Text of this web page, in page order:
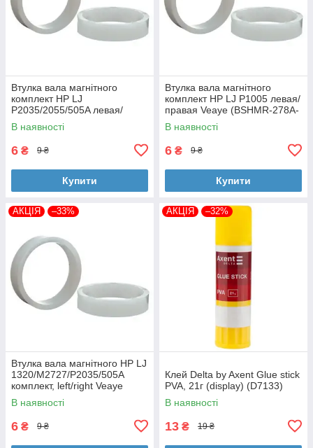
Втулка вала магнітного
комплект HP LJ
P2035/2055/505A левая/
правая Veaye (BSHMR-505A-
VE)
В наявності
6 ₴ 9 ₴
Купити
Втулка вала магнітного
комплект HP LJ P1005 левая/
правая Veaye (BSHMR-278A-
VE)
В наявності
6 ₴ 9 ₴
Купити
АКЦІЯ –33%
Втулка вала магнітного HP LJ
1320/M2727/P2035/505A
комплект, left/right Veaye
(BSHMR-505U-VE)
В наявності
6 ₴ 9 ₴
АКЦІЯ –32%
Клей Delta by Axent Glue stick
PVA, 21г (display) (D7133)
В наявності
13 ₴ 19 ₴